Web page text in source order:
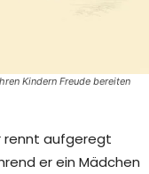
Kindern Freude bereiten
rennt aufgeregt
er ein Mädchen